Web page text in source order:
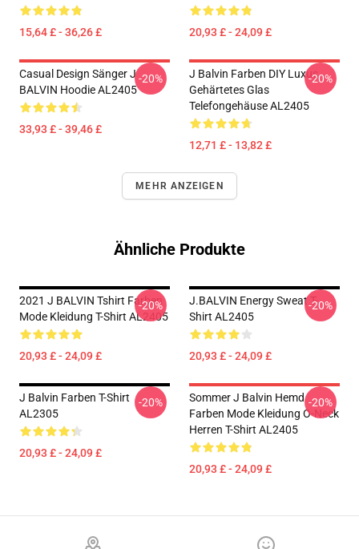
15,64 £ - 36,26 £ 20,93 £ - 24,09 £
Casual Design Sänger J
BALVIN Hoodie AL2405
33,93 £ - 39,46 £
-20%
J Balvin Farben DIY Luxus
Gehärtetes Glas
Telefongehäuse AL2405
12,71 £ - 13,82 £
-20%
MEHR ANZEIGEN
Ähnliche Produkte
2021 J BALVIN Tshirt Farben
Mode Kleidung T-Shirt AL2405
20,93 £ - 24,09 £
-20%
J.BALVIN Energy Sweat T-
Shirt AL2405
20,93 £ - 24,09 £
-20%
J Balvin Farben T-Shirt
AL2305
20,93 £ - 24,09 £
-20%
Sommer J Balvin Hemd
Farben Mode Kleidung O-Neck
Herren T-Shirt AL2405
20,93 £ - 24,09 £
-20%